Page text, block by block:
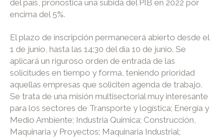
del país, pronostica una subida del PIB en 2022 por
encima del 5%.
El plazo de inscripción permanecerá abierto desde el
1 de junio, hasta las 14:30 del día 10 de junio. Se
aplicará un riguroso orden de entrada de las
solicitudes en tiempo y forma, teniendo prioridad
aquellas empresas que soliciten agenda de trabajo.
Se trata de una misión multisectorial muy interesante
para los sectores de Transporte y logística; Energía y
Medio Ambiente; Industria Química; Construcción,
Maquinaria y Proyectos; Maquinaria Industrial;